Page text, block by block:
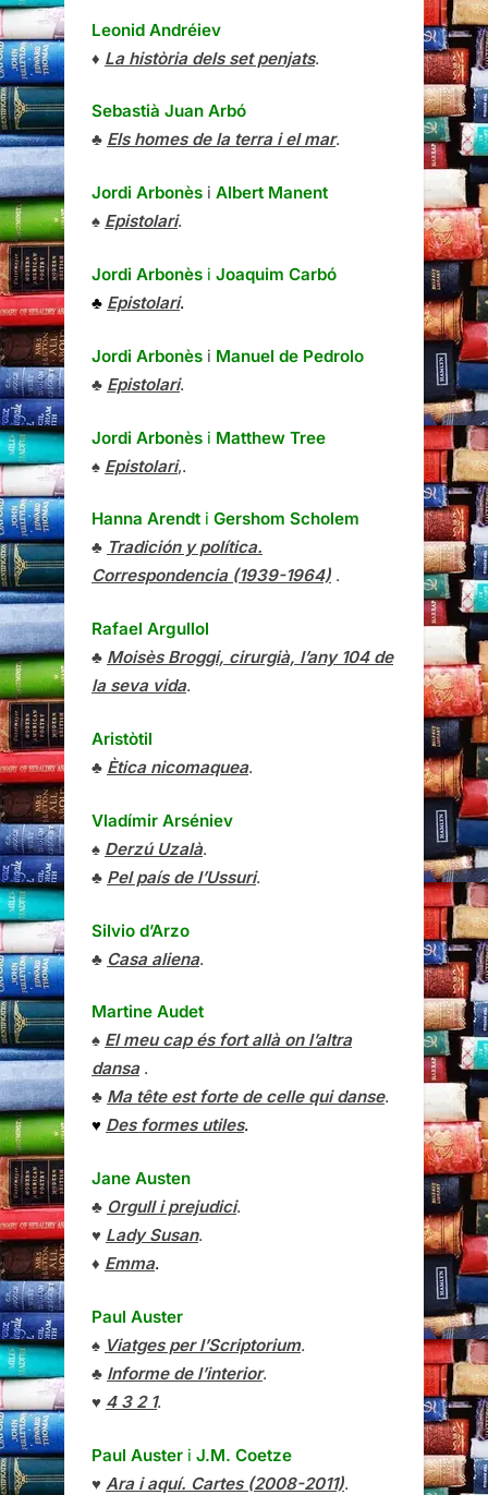
Leonid Andréiev
♦ La història dels set penjats.
Sebastià Juan Arbó
♣ Els homes de la terra i el mar.
Jordi Arbonès i Albert Manent
♠ Epistolari.
Jordi Arbonès i Joaquim Carbó
♣ Epistolari.
Jordi Arbonès i Manuel de Pedrolo
♣ Epistolari.
Jordi Arbonès i Matthew Tree
♠ Epistolari,.
Hanna Arendt i Gershom Scholem
♣ Tradición y política.
Correspondencia (1939-1964) .
Rafael Argullol
♣ Moisès Broggi, cirurgià, l’any 104 de
la seva vida.
Aristòtil
♣ Ètica nicomaquea.
Vladímir Arséniev
♠ Derzú Uzalà.
♣ Pel país de l’Ussuri.
Silvio d’Arzo
♣ Casa aliena.
Martine Audet
♠ El meu cap és fort allà on l’altra
dansa.
♣ Ma tête est forte de celle qui danse.
♥ Des formes utiles.
Jane Austen
♣ Orgull i prejudici.
♥ Lady Susan.
♦ Emma.
Paul Auster
♠ Viatges per l’Scriptorium.
♣ Informe de l’interior.
♥ 4 3 2 1.
Paul Auster i J.M. Coetze
♥ Ara i aquí. Cartes (2008-2011).